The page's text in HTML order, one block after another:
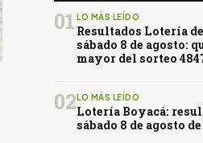
01 LO MÁS LEÍDO
Resultados Lotería
sábado 8 de agosto:
mayor del sorteo
02 LO MÁS LEÍDO
Lotería Boyacá:
sábado 8 de agosto